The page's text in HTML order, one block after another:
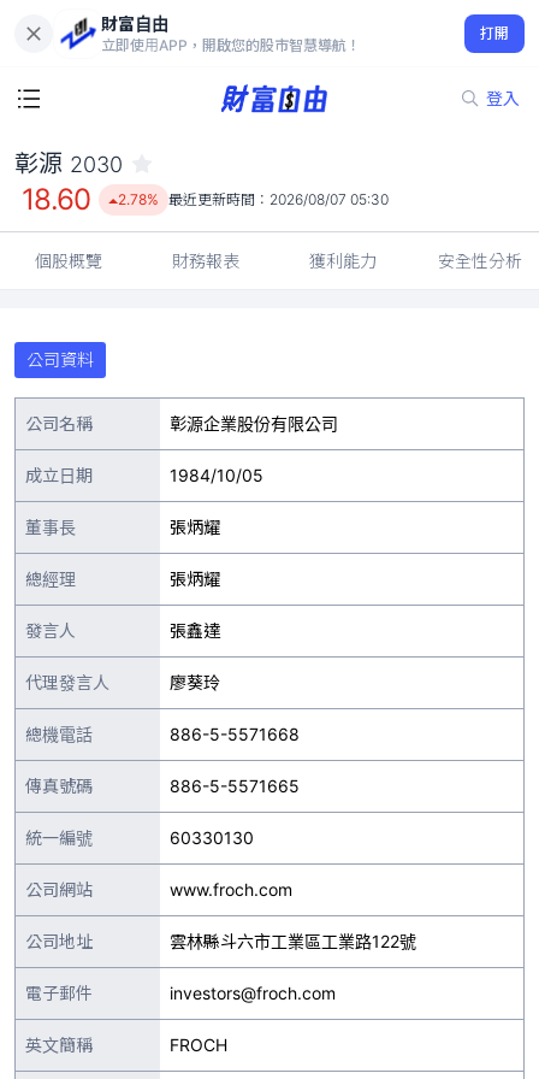
財富自由
立即使用APP，開啟您的股市智慧導航！
打開
登入
18.60
2.78%
彰源 2030
18.60 2.78% 最近更新時間： 2026/08/07 05:30
個股概覽 財務報表 獲利能力 安全性分析
公司資料
公司名稱 彰源企業股份有限公司
成立日期 1984/10/05
董事長 張炳耀
總經理 張炳耀
發言人 張鑫達
代理發言人 廖葵玲
總機電話 886-5-5571668
傳真號碼 886-5-5571665
統一編號 60330130
公司網站 www.froch.com
公司地址 雲林縣斗六市工業區工業路122號
電子郵件 investors@froch.com
英文簡稱 FROCH